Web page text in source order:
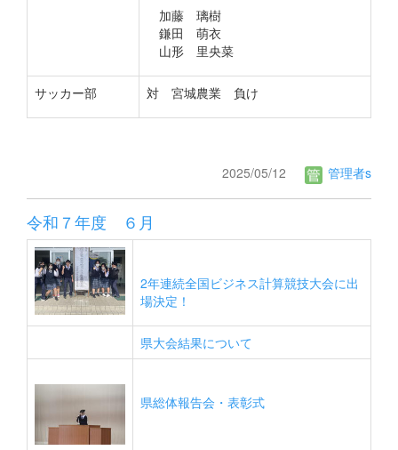
加藤 璃樹
鎌田 萌衣
山形 里央菜
サッカー部 対 宮城農業 負け
2025/05/12 管理者s
令和７年度 ６月
2年連続全国ビジネス計算競技大会に出
場決定！
県大会結果について
県総体報告会・表彰式